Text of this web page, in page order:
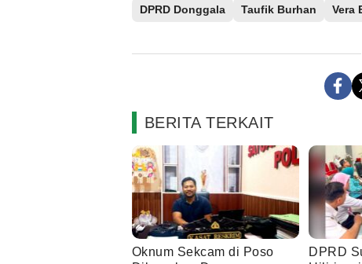
DPRD Donggala Taufik Burhan Vera
BERITA TERKAIT
Oknum Sekcam di Poso
DPRD